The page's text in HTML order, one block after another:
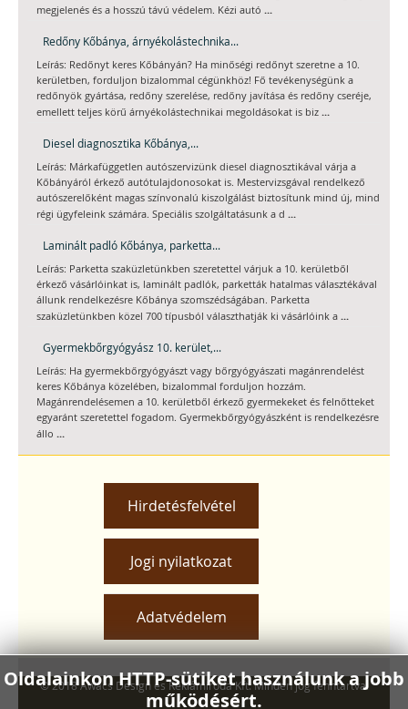
megjelenés és a hosszú távú védelem. Kézi autó ...
Redőny Kőbánya, árnyékolástechnika...
Leírás: Redőnyt keres Kőbányán? Ha minőségi redőnyt szeretne a 10.
kerületben, forduljon bizalommal cégünkhöz! Fő tevékenységünk a
redőnyök gyártása, redőny szerelése, redőny javítása és redőny cseréje,
emellett teljes körű árnyékolástechnikai megoldásokat is biz ...
Diesel diagnosztika Kőbánya,...
Leírás: Márkafüggetlen autószervizünk diesel diagnosztikával várja a
Kőbányáról érkező autótulajdonosokat is. Mestervizsgával rendelkező
autószerelőként magas színvonalú kiszolgálást biztosítunk mind új, mind
régi ügyfeleink számára. Speciális szolgáltatásunk a d ...
Laminált padló Kőbánya, parketta...
Leírás: Parketta szaküzletünkben szeretettel várjuk a 10. kerületből
érkező vásárlóinkat is, laminált padlók, parketták hatalmas választékával
állunk rendelkezésre Kőbánya szomszédságában. Parketta
szaküzletünkben közel 700 típusból választhatják ki vásárlóink a ...
Gyermekbőrgyógyász 10. kerület,...
Leírás: Ha gyermekbőrgyógyászt vagy bőrgyógyászati magánrendelést
keres Kőbánya közelében, bizalommal forduljon hozzám.
Magánrendelésemen a 10. kerületből érkező gyermekeket és felnőtteket
egyaránt szeretettel fogadom. Gyermekbőrgyógyászként is rendelkezésre
állo ...
Hirdetésfelvétel
Jogi nyilatkozat
Adatvédelem
Oldalainkon HTTP-sütiket használunk a jobb
működésért.
© 2018 Awacs Design és Reklámiroda Kft. Minden jog fenntartva.